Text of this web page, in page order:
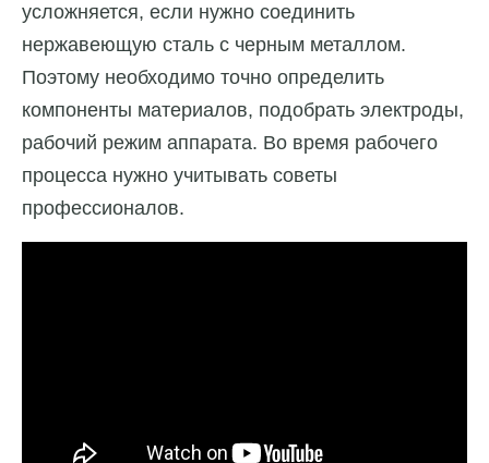
усложняется, если нужно соединить
нержавеющую сталь с черным металлом.
Поэтому необходимо точно определить
компоненты материалов, подобрать электроды,
рабочий режим аппарата. Во время рабочего
процесса нужно учитывать советы
профессионалов.